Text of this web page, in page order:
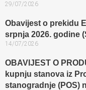
29/07/2026
Obavijest o prekidu
srpnja 2026. godine
14/07/2026
OBAVIJEST O
kupnju stanova iz
stanogradnje (POS)